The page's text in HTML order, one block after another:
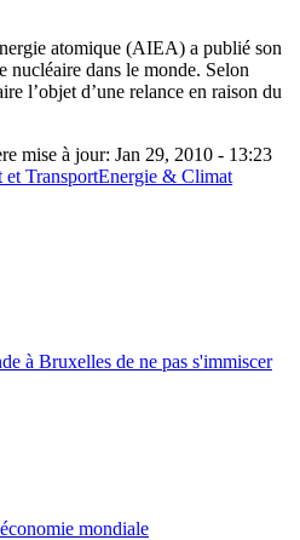
atomique (AIEA) a publié son
nucléaire dans le monde. Selon
l’objet d’une relance en raison du
mise à jour: Jan 29, 2010 - 13:23
et TransportEnergie & Climat
à Bruxelles de ne pas s'immiscer
mondiale